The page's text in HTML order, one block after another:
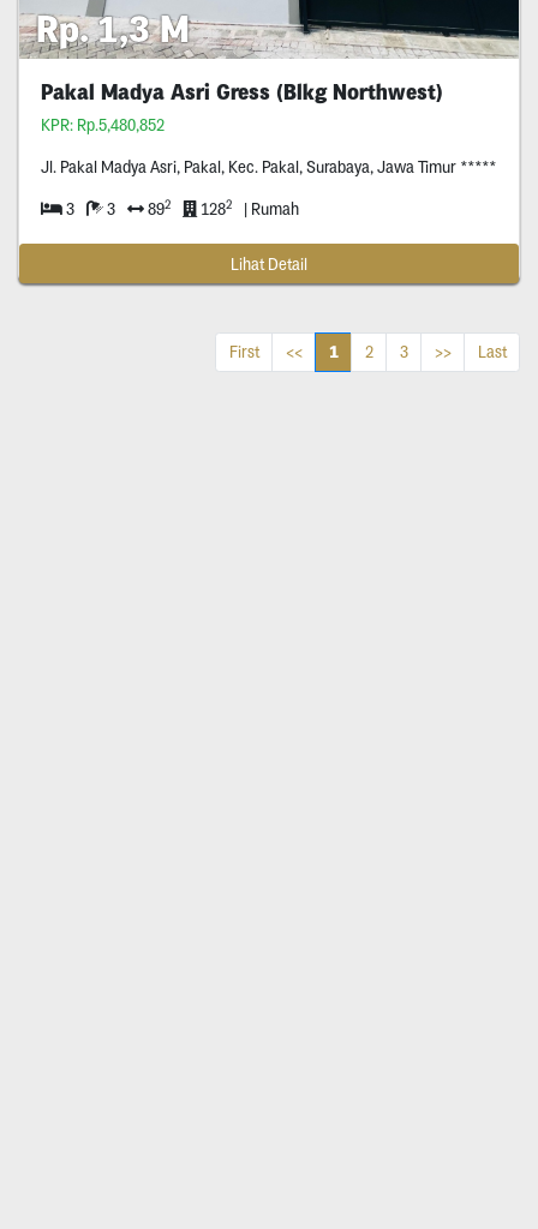
Rp. 1,3 M
Pakal Madya Asri Gress (Blkg Northwest)
KPR: Rp.5,480,852
Jl. Pakal Madya Asri, Pakal, Kec. Pakal, Surabaya, Jawa Timur *****
3 3 892 1282 | Rumah
Lihat Detail
First << 1 2 3 >> Last